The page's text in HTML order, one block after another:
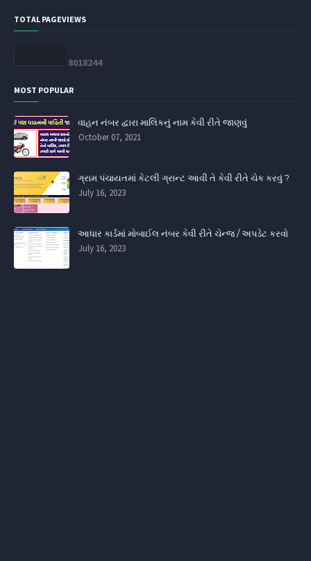
TOTAL PAGEVIEWS
8018244
MOST POPULAR
વાહન નંબર દ્વારા માલિકનું નામ કેવી રીતે જાણવું
October 07, 2021
ગ્રામ પંચાયતમાં કેટલી ગ્રાન્ટ આવી તે કેવી રીતે ચેક કરવું ?
July 16, 2023
આધાર કાર્ડમાં મોબાઈલ નંબર કેવી રીતે ચેન્જ / અપડેટ કરવો
July 16, 2023